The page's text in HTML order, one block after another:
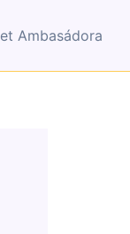
Ambasádora